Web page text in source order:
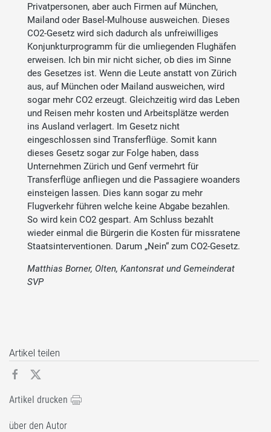
Privatpersonen, aber auch Firmen auf München,
Mailand oder Basel-Mulhouse ausweichen. Dieses
CO2-Gesetz wird sich dadurch als unfreiwilliges
Konjunkturprogramm für die umliegenden Flughäfen
erweisen. Ich bin mir nicht sicher, ob dies im Sinne
des Gesetzes ist. Wenn die Leute anstatt von Zürich
aus, auf München oder Mailand ausweichen, wird
sogar mehr CO2 erzeugt. Gleichzeitig wird das Leben
und Reisen mehr kosten und Arbeitsplätze werden
ins Ausland verlagert. Im Gesetz nicht
eingeschlossen sind Transferflüge. Somit kann
dieses Gesetz sogar zur Folge haben, dass
Unternehmen Zürich und Genf vermehrt für
Transferflüge anfliegen und die Passagiere woanders
einsteigen lassen. Dies kann sogar zu mehr
Flugverkehr führen welche keine Abgabe bezahlen.
So wird kein CO2 gespart. Am Schluss bezahlt
wieder einmal die Bürgerin die Kosten für missratene
Staatsinterventionen. Darum „Nein“ zum CO2-Gesetz.
Matthias Borner, Olten, Kantonsrat und Gemeinderat
SVP
Artikel teilen
Artikel drucken
über den Autor